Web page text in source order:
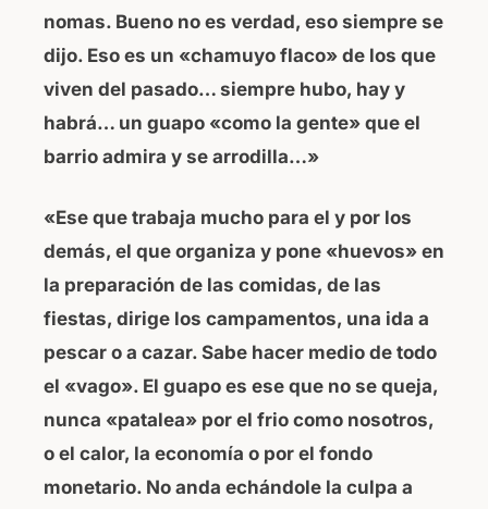
nomas. Bueno no es verdad, eso siempre se
dijo. Eso es un «chamuyo flaco» de los que
viven del pasado… siempre hubo, hay y
habrá… un guapo «como la gente» que el
barrio admira y se arrodilla…»
«Ese que trabaja mucho para el y por los
demás, el que organiza y pone «huevos» en
la preparación de las comidas, de las
fiestas, dirige los campamentos, una ida a
pescar o a cazar. Sabe hacer medio de todo
el «vago». El guapo es ese que no se queja,
nunca «patalea» por el frio como nosotros,
o el calor, la economía o por el fondo
monetario. No anda echándole la culpa a